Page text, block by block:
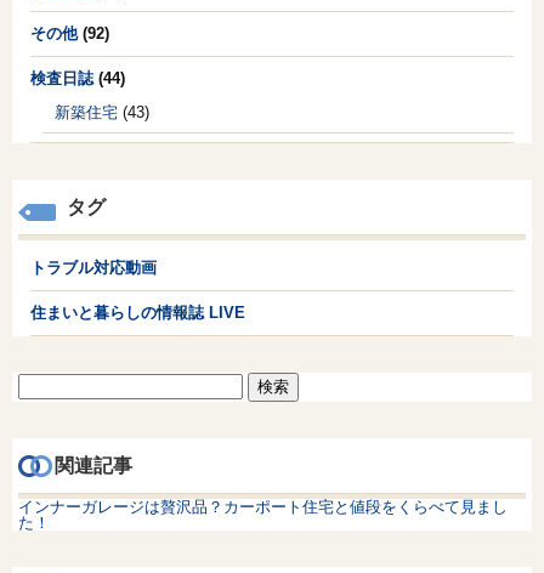
その他(92)
検査日誌 (44)
新築住宅 (43)
タグ
トラブル対応動画
住まいと暮らしの情報誌 LIVE
索:
関連記事
インナーガレージは贅沢品？カーポート住宅と値段をくらべて見まし
た！